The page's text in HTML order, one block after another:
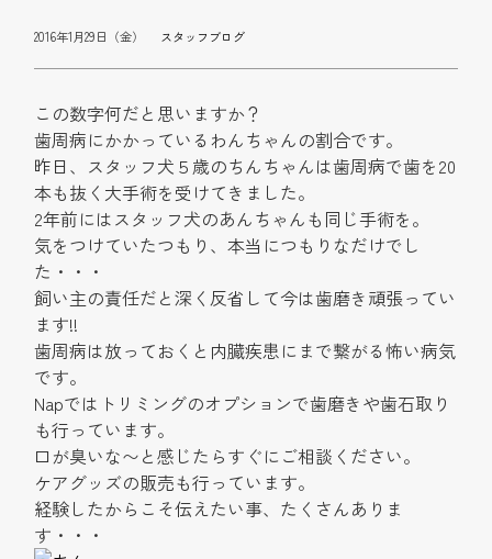
2016年1月29日（金） スタッフブログ
この数字何だと思いますか？
歯周病にかかっているわんちゃんの割合です。
昨日、スタッフ犬５歳のちんちゃんは歯周病で歯を20
本も抜く大手術を受けてきました。
2年前にはスタッフ犬のあんちゃんも同じ手術を。
気をつけていたつもり、本当につもりなだけでし
た・・・
飼い主の責任だと深く反省して今は歯磨き頑張ってい
ます!!
歯周病は放っておくと内臓疾患にまで繋がる怖い病気
です。
Napではトリミングのオプションで歯磨きや歯石取り
も行っています。
口が臭いな〜と感じたらすぐにご相談ください。
ケアグッズの販売も行っています。
経験したからこそ伝えたい事、たくさんありま
す・・・